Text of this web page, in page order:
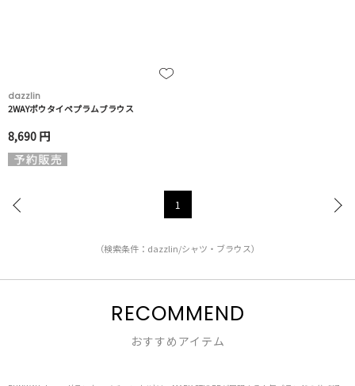
dazzlin
2WAYボウタイペプラムブラウス
8,690 円
1
（検索条件：dazzlin/シャツ・ブラウス）
RECOMMEND
おすすめアイテム